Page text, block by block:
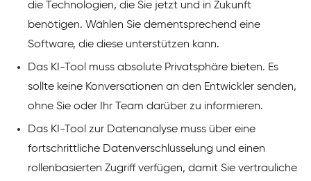
die Technologien, die Sie jetzt und in Zukunft
benötigen. Wählen Sie dementsprechend eine
Software, die diese unterstützen kann.
Das KI-Tool muss absolute Privatsphäre bieten. Es
sollte keine Konversationen an den Entwickler senden,
ohne Sie oder Ihr Team darüber zu informieren.
Das KI-Tool zur Datenanalyse muss über eine
fortschrittliche Datenverschlüsselung und einen
rollenbasierten Zugriff verfügen, damit Sie vertrauliche